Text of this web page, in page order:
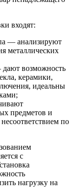
входят:
— анализируют
металлических
возможность
керамики,
идеальны
предметов и
по
с
нагрузку на